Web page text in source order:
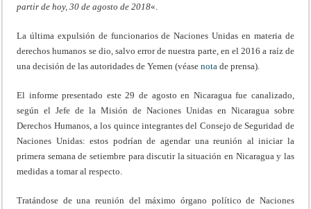
partir de hoy, 30 de agosto de 2018«.
La última expulsión de funcionarios de Naciones Unidas en materia de
derechos humanos se dio, salvo error de nuestra parte, en el 2016 a raíz de
una decisión de las autoridades de Yemen (véasenota de prensa).
El informe presentado este 29 de agosto en Nicaragua fue canalizado,
según el Jefe de la Misión de Naciones Unidas en Nicaragua sobre
Derechos Humanos, a los quince integrantes del Consejo de Seguridad de
Naciones Unidas: estos podrían de agendar una reunión al iniciar la
primera semana de setiembre para discutir la situación en Nicaragua y las
medidas a tomar al respecto.
Tratándose de una reunión del máximo órgano político de Naciones